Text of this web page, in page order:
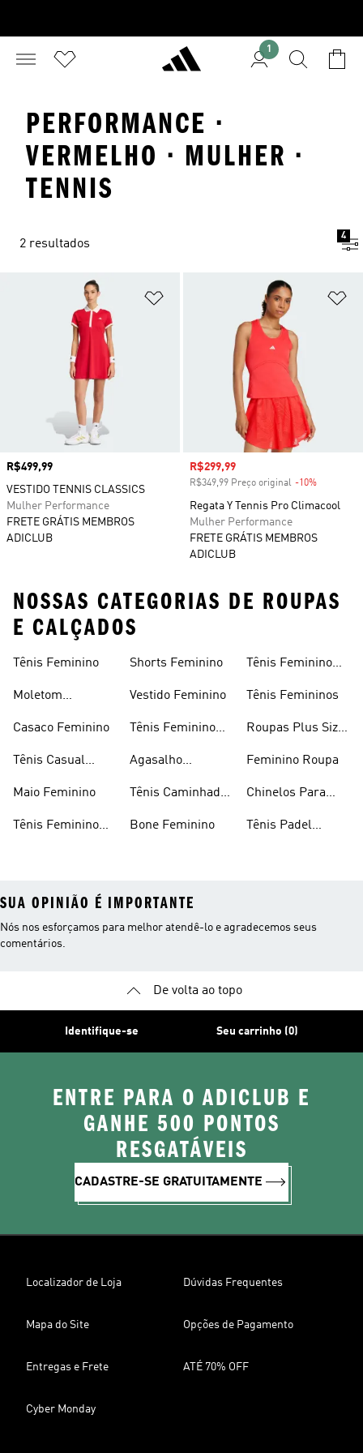
1
PERFORMANCE ·
VERMELHO · MULHER ·
TENNIS
2 resultados
4
Adicionar à Lista de Desejos
Preço
R$499,99
VESTIDO TENNIS CLASSICS
Mulher Performance
FRETE GRÁTIS MEMBROS
ADICLUB
Preço com desconto
R$299,99
R$349,99 Preço original -10%
Regata Y Tennis Pro Climacool
Mulher Performance
FRETE GRÁTIS MEMBROS
ADICLUB
NOSSAS CATEGORIAS DE ROUPAS
E CALÇADOS
Tênis Feminino
Moletom
Casaco Feminino
Tênis Casual
Maio Feminino
Tênis Feminino
Shorts Feminino
Vestido Feminino
Tênis Feminino
Agasalho
Tênis Caminhada
Bone Feminino
Tênis Feminino
Tênis Femininos
Roupas Plus Size
Feminino Roupa
Chinelos Para
Tênis Padel
SUA OPINIÃO É IMPORTANTE
Nós nos esforçamos para melhor atendê-lo e agradecemos seus
comentários.
De volta ao topo
Identifique-se Seu carrinho (0)
ENTRE PARA O ADICLUB E
GANHE 500 PONTOS
RESGATÁVEIS
CADASTRE-SE GRATUITAMENTE
Localizador de Loja Dúvidas Frequentes
Mapa do Site Opções de Pagamento
Entregas e Frete ATÉ 70% OFF
Cyber Monday